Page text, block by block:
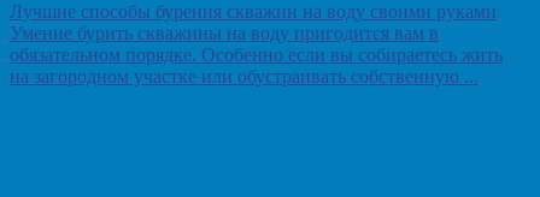
Лучшие способы бурения скважин на воду своими руками
Умение бурить скважины на воду пригодится вам в
обязательном порядке. Особенно если вы собираетесь жить
на загородном участке или обустраивать собственную ...